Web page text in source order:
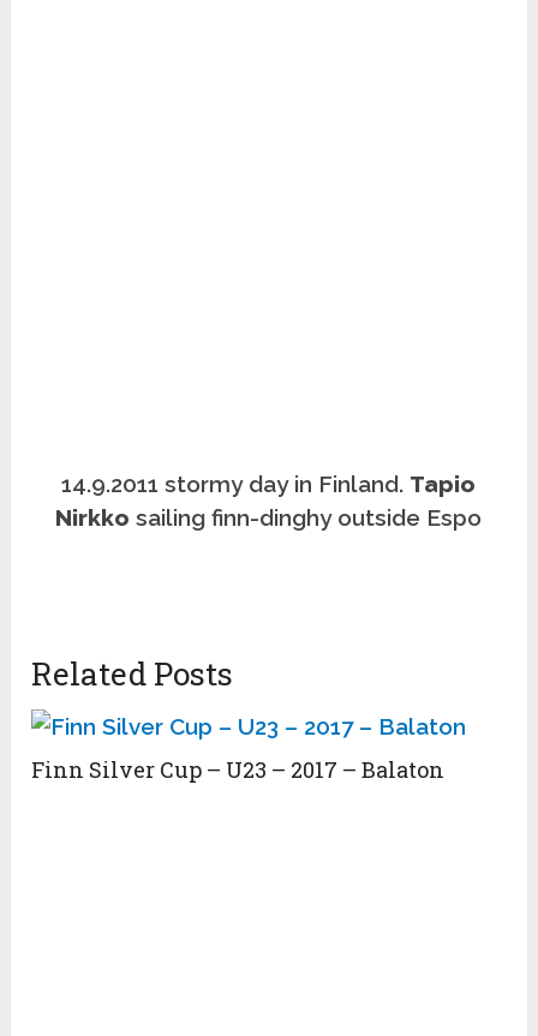
14.9.2011 stormy day in Finland. Tapio
Nirkko sailing finn-dinghy outside Espo
Related Posts
Finn Silver Cup – U23 – 2017 – Balaton